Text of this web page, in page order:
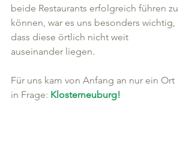
beide Restaurants erfolgreich führen zu
können, war es uns besonders wichtig,
dass diese örtlich nicht weit
auseinander liegen.
Für uns kam von Anfang an nur ein Ort
in Frage: Klosterneuburg!